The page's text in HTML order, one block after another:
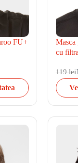
FU+
cu
119 lei